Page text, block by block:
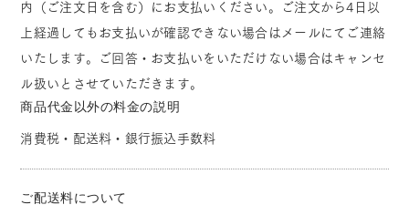
内（ご注文日を含む）にお支払いください。ご注文から4日以
上経過してもお支払いが確認できない場合はメールにてご連絡
いたします。ご回答・お支払いをいただけない場合はキャンセ
ル扱いとさせていただきます。
商品代金以外の料金の説明
消費税・配送料・銀行振込手数料
ご配送料について